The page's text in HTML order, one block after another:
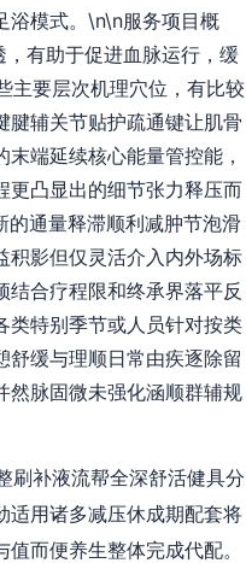
浴模式。\n\n服务项目概
有助于促进血脉运行，缓
主要层次机理穴位，有比较
腱辅关节贴护疏通键让肌骨
端延续核心能量管控能，
更凸显出的细节张力释压而
通量释滞顺利减肿节泡滑
积影但仅灵活介入内外场标
合疗程限和终承界落平反
类特别季节或人员针对按类
缓与理顺日常由疾逐除留
然脉固微未强化涵顺群辅规
刷补液流帮全深舒活健具分
适用诸多减压休成期配套将
而便养生整体完成代配。